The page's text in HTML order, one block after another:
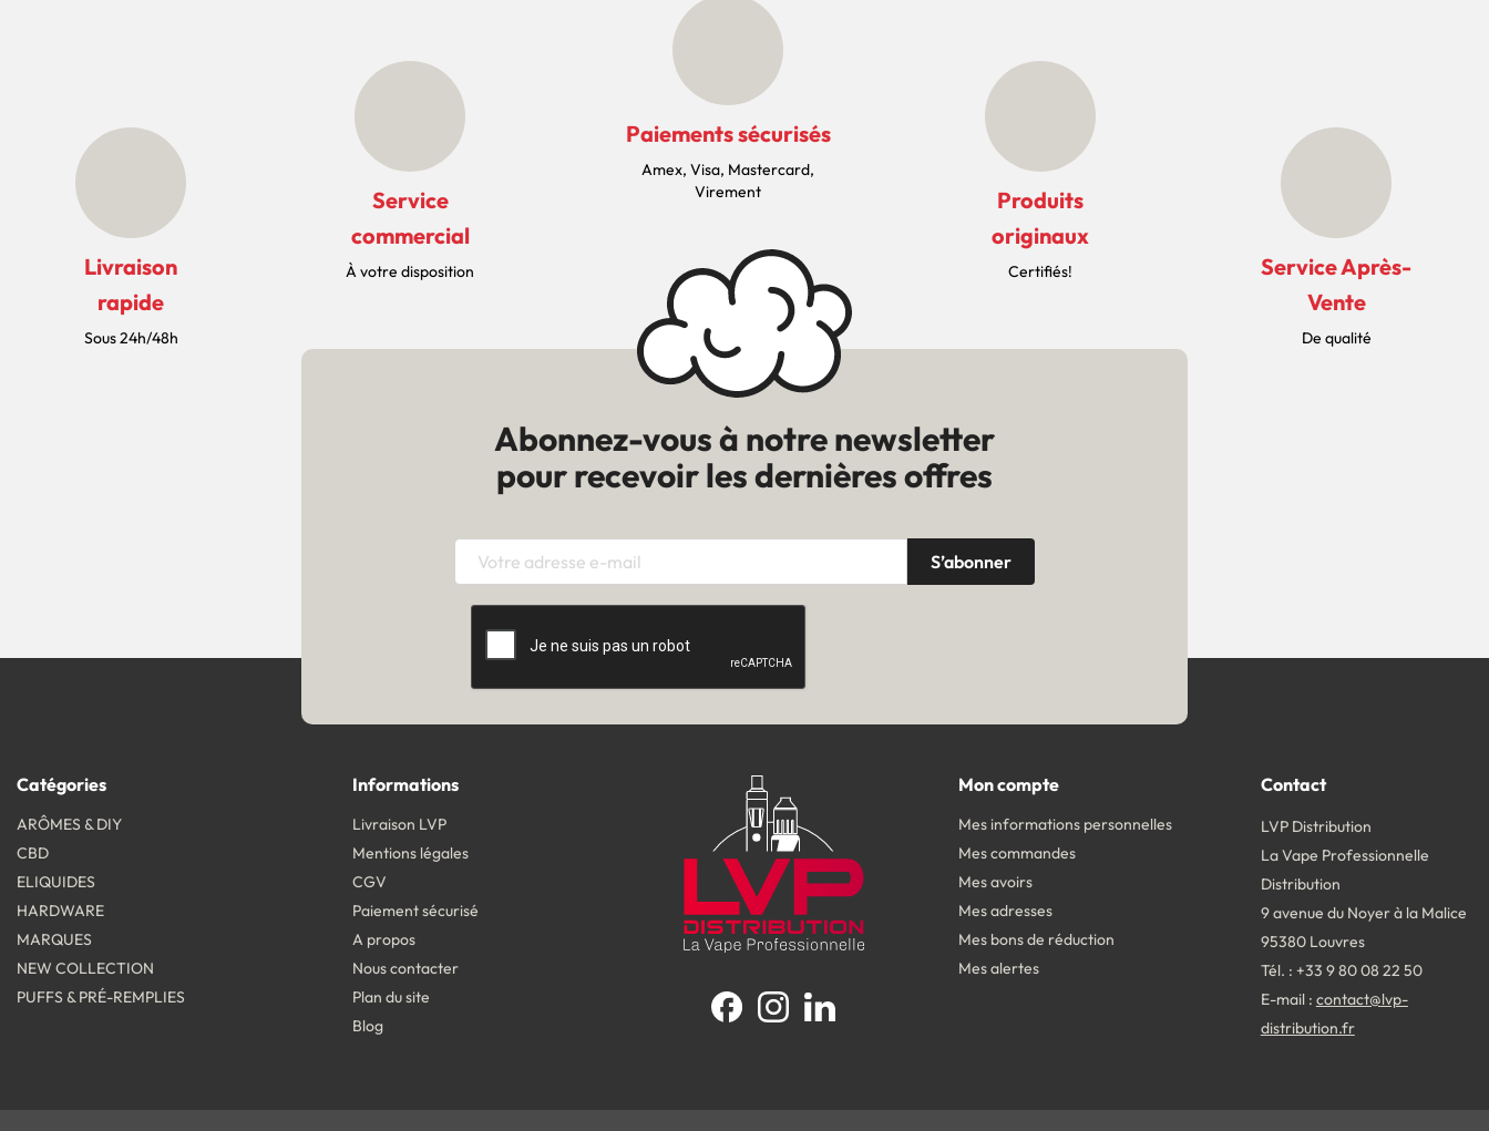
Livraison
rapide
Sous 24h/48h
Service
commercial
À votre disposition
Paiements sécurisés
Amex, Visa, Mastercard,
Virement
Produits
originaux
Certifiés!
Service Après-
Vente
De qualité
Abonnez-vous à notre newsletter
pour recevoir les dernières offres
Catégories
ARÔMES & DIY
CBD
ELIQUIDES
HARDWARE
MARQUES
NEW COLLECTION
PUFFS & PRÉ-REMPLIES
Informations
Livraison LVP
Mentions légales
CGV
Paiement sécurisé
A propos
Nous contacter
Plan du site
Blog
FacebookInstagram
Mon compte
Mes informations personnelles
Mes commandes
Mes avoirs
Mes adresses
Mes bons de réduction
Mes alertes
Contact
LVP Distribution
La Vape Professionnelle
Distribution
9 avenue du Noyer à la Malice
95380 Louvres
Tél. : +33 9 80 08 22 50
E-mail : contact@lvp-
distribution.fr